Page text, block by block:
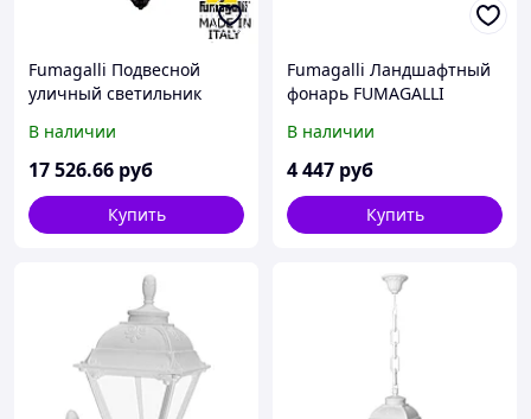
Fumagalli Подвесной
уличный светильник
SICHEM/CEFA 3L
U23.120.S30.AYF1R
В наличии
17 526.66 руб
Купить
Fumagalli Ландшафтный
фонарь FUMAGALLI
U23.111.000.VYF1R
В наличии
4 447 руб
Купить